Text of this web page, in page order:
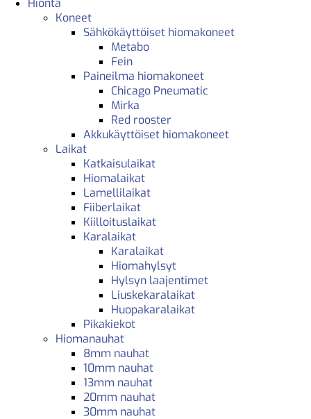
Hionta
Koneet
Sähkökäyttöiset hiomakoneet
Metabo
Fein
Paineilma hiomakoneet
Chicago Pneumatic
Mirka
Red rooster
Akkukäyttöiset hiomakoneet
Laikat
Katkaisulaikat
Hiomalaikat
Lamellilaikat
Fiiberlaikat
Kiilloituslaikat
Karalaikat
Karalaikat
Hiomahylsyt
Hylsyn laajentimet
Liuskekaralaikat
Huopakaralaikat
Pikakiekot
Hiomanauhat
8mm nauhat
10mm nauhat
13mm nauhat
20mm nauhat
30mm nauhat